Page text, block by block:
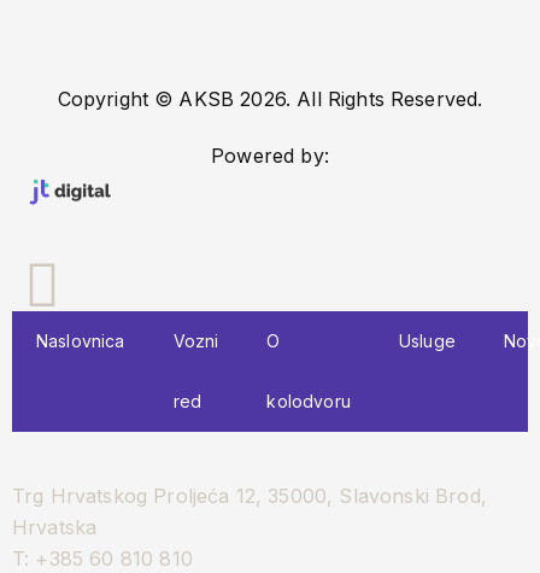
Copyright © AKSB 2026. All Rights Reserved.
Powered by:
Naslovnica Vozni
red
O
kolodvoru
Usluge
Trg Hrvatskog Proljeća 12, 35000, Slavonski Brod,
Hrvatska
T: +385 60 810 810